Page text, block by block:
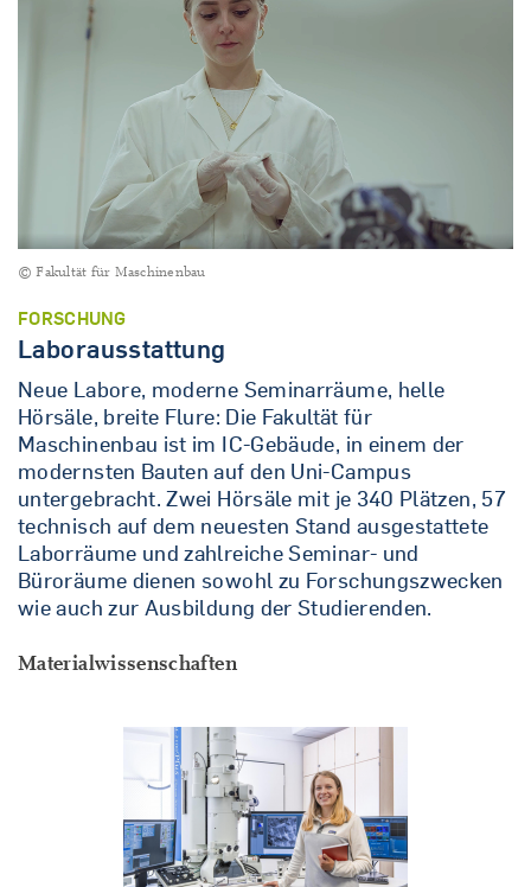
© Fakultät für Maschinenbau
FORSCHUNG
Laborausstattung
Neue Labore, moderne Seminarräume, helle
Hörsäle, breite Flure: Die Fakultät für
Maschinenbau ist im IC-Gebäude, in einem der
modernsten Bauten auf den Uni-Campus
untergebracht. Zwei Hörsäle mit je 340 Plätzen, 57
technisch auf dem neuesten Stand ausgestattete
Laborräume und zahlreiche Seminar- und
Büroräume dienen sowohl zu Forschungszwecken
wie auch zur Ausbildung der Studierenden.
Materialwissenschaften